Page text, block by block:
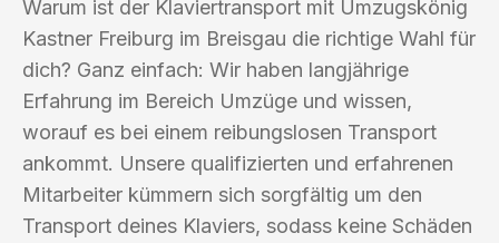
Warum ist der Klaviertransport mit Umzugskönig
Kastner Freiburg im Breisgau die richtige Wahl für
dich? Ganz einfach: Wir haben langjährige
Erfahrung im Bereich Umzüge und wissen,
worauf es bei einem reibungslosen Transport
ankommt. Unsere qualifizierten und erfahrenen
Mitarbeiter kümmern sich sorgfältig um den
Transport deines Klaviers, sodass keine Schäden